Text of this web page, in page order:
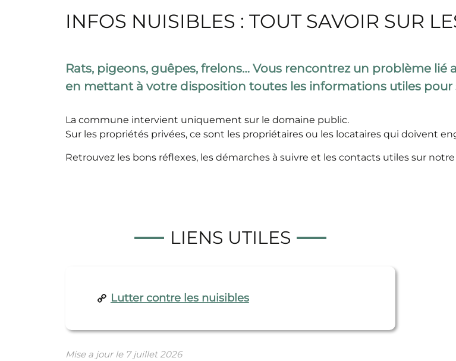
INFOS NUISIBLES : TOUT SAVOIR SUR
Rats, pigeons, guêpes, frelons… Vous rencontrez un problème
en mettant à votre disposition toutes les informations utiles pour
La commune intervient uniquement sur le domaine public.
Sur les propriétés privées, ce sont les propriétaires ou les locataires qui doivent
Retrouvez les bons réflexes, les démarches à suivre et les contacts utiles sur
LIENS UTILES
Lutter contre les nuisibles
Mise a jour le 7 juillet 2026